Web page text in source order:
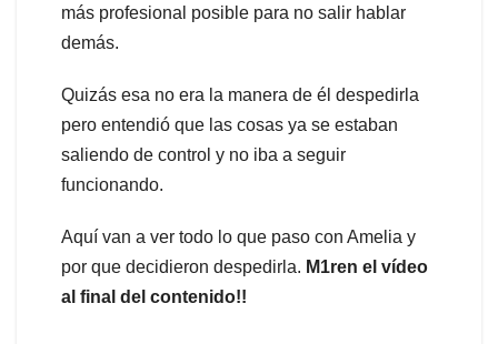
más profesional posible para no salir hablar
demás.
Quizás esa no era la manera de él despedirla
pero entendió que las cosas ya se estaban
saliendo de control y no iba a seguir
funcionando.
Aquí van a ver todo lo que paso con Amelia y
por que decidieron despedirla. M1ren el vídeo
al final del contenido!!